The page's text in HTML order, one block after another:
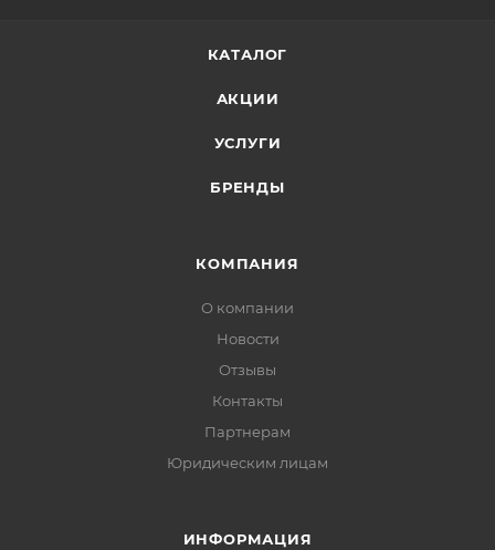
КАТАЛОГ
АКЦИИ
УСЛУГИ
БРЕНДЫ
КОМПАНИЯ
О компании
Новости
Отзывы
Контакты
Партнерам
Юридическим лицам
ИНФОРМАЦИЯ